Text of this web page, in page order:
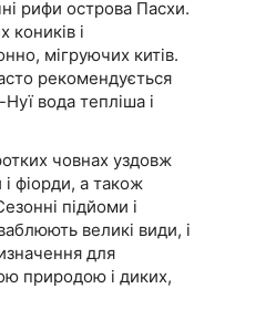
рифи острова Пасхи.
коників і
мігруючих китів.
рекомендується
вода тепліша і
човнах уздовж
фіорди, а також
підйоми і
великі види, і
для
природою і диких,